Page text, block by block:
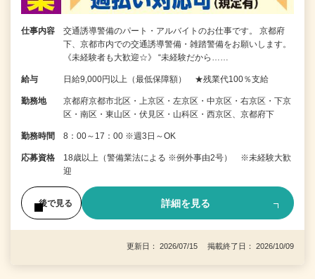
仕事内容
交通誘導警備のパート・アルバイトのお仕事です。 京都府
下、京都市内での交通誘導警備・雑踏警備をお願いします。
《未経験者も大歓迎☆》 “未経験だから……
給与 日給9,000円以上（最低保障額） ★残業代100％支給
勤務地
京都府京都市北区・上京区・左京区・中京区・右京区・下京
区・南区・東山区・伏見区・山科区・西京区、京都府下
勤務時間 8：00～17：00 ※週3日～OK
応募資格
18歳以上（警備業法による ※例外事由2号） ※未経験大歓
迎
後で見る 詳細を見る
更新日： 2026/07/15 掲載終了日： 2026/10/09